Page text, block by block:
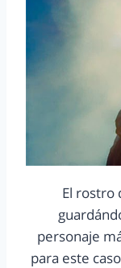
El rostro
personaje
para este